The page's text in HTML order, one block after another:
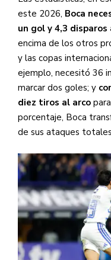
este 2026, Boca
un gol y 4,3 disparos
encima de los otros
y las copas
ejemplo, necesitó 36
marcar dos goles; y
diez tiros al arco
porcentaje, Boca
de sus ataques